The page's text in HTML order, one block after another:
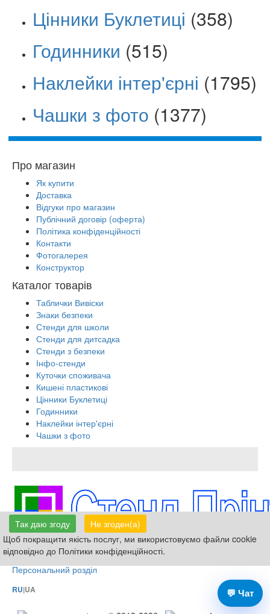
Так даю згоду
Не згоден(а)
Щоб покращити якість послуг, ми використовуємо файли cookie
відповідно до Політики конфіденційності.
Цінники Буклетиці (358)
Годинники (515)
Наклейки інтер'єрні (1795)
Чашки з фото (1377)
Про магазин
Як купити
Доставка
Відгуки про магазин
Публічний договір (оферта)
Політика конфіденційності
Контакти
Фотогалерея
Конструктор
Каталог товарів
Таблички Вивіски
Знаки безпеки
Стенди для школи
Стенди для дитсадка
Стенди з безпеки
Інфо-стенди
Куточки споживача
Кишені пластикові
Цінники Буклетиці
Годинники
Наклейки інтер'єрні
Чашки з фото
066-336-85-35,095-871-26-07
Виготовлення табличок, вивісок, стендів
Персональний розділ
RU|UA 💬 Чат